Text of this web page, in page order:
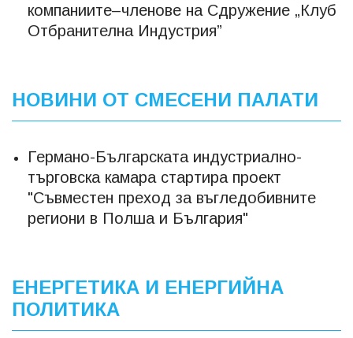
компаниите–членове на Сдружение „Клуб
Отбранителна Индустрия”
НОВИНИ ОТ СМЕСЕНИ ПАЛАТИ
Германо-Българската индустриално-
търговска камара стартира проект
"Съвместен преход за въгледобивните
региони в Полша и България"
ЕНЕРГЕТИКА И ЕНЕРГИЙНА
ПОЛИТИКА